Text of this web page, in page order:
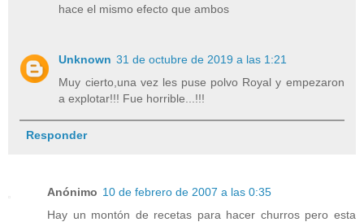
hace el mismo efecto que ambos
Unknown 31 de octubre de 2019 a las 1:21
Muy cierto,una vez les puse polvo Royal y empezaron
a explotar!!! Fue horrible...!!!
Responder
Anónimo 10 de febrero de 2007 a las 0:35
Hay un montón de recetas para hacer churros pero esta